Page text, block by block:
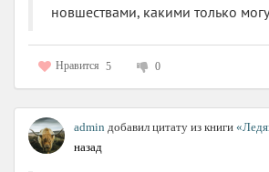
новшествами, какими только
Нравится 5 0
admin добавил цитату из книги
назад